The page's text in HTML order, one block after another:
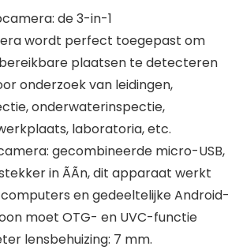
de 3-in-1
wordt perfect toegepast om
plaatsen te detecteren
onderzoek van leidingen,
onderwaterinspectie,
laboratoria, etc.
gecombineerde micro-USB,
in ÃÃn, dit apparaat werkt
en gedeeltelijke Android-
moet OTG- en UVC-functie
lensbehuizing: 7 mm.